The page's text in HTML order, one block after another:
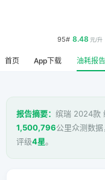
95# 8.48 元/升
首页 App下载 油耗报告
报告摘要： 缤瑞 2024款
1,500,796公里众测数
评级4星。